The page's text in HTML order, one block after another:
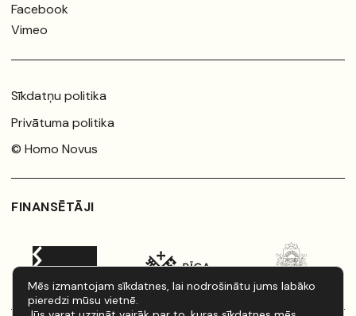
Facebook
Vimeo
Sīkdatņu politika
Privātuma politika
© Homo Novus
FINANSĒTĀJI
Mēs izmantojam sīkdatnes, lai nodrošinātu jums labāko
pieredzi mūsu vietnē.